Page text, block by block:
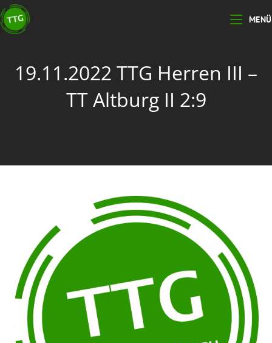
MENÜ
19.11.2022 TTG Herren III –
TT Altburg II 2:9